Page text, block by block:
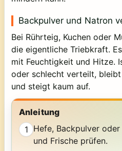
Backpulver und Natron
Bei Rührteig, Kuchen oder
die eigentliche Triebkraft.
mit Feuchtigkeit und Hitze.
oder schlecht verteilt,
und steigt kaum auf.
Anleitung
1 Hefe, Backpulver
und Frische prüfen.